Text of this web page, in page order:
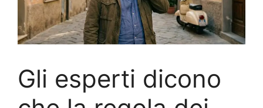
Gli esperti dicono